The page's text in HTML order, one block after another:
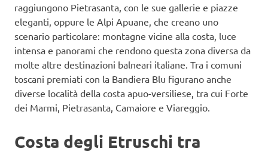
raggiungono Pietrasanta, con le sue gallerie e piazze
eleganti, oppure le Alpi Apuane, che creano uno
scenario particolare: montagne vicine alla costa, luce
intensa e panorami che rendono questa zona diversa da
molte altre destinazioni balneari italiane. Tra i comuni
toscani premiati con la Bandiera Blu figurano anche
diverse località della costa apuo-versiliese, tra cui Forte
dei Marmi, Pietrasanta, Camaiore e Viareggio.
Costa degli Etruschi tra